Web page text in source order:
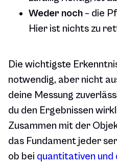
Weder noch – die
Hier ist nichts zu
Die wichtigste
notwendig, aber nicht
deine Messung
du den Ergebnissen
Zusammen mit der
das Fundament jeder
ob bei quantitativen und